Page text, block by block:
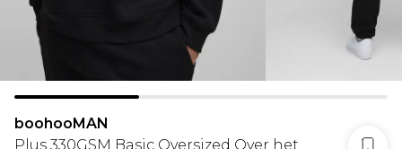
boohooMAN
Plus 330GSM Basic Oversized Over het